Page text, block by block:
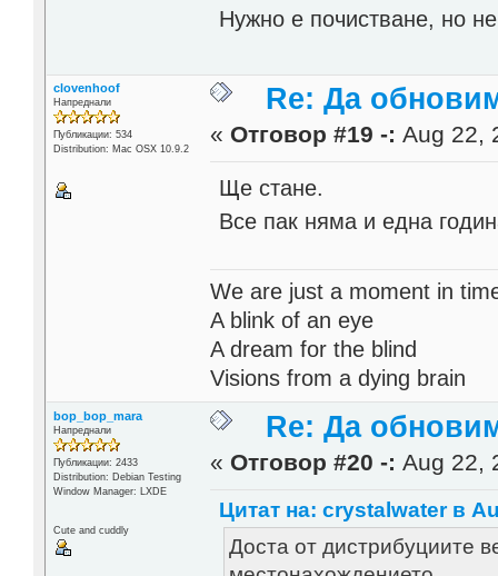
Нужно е почистване, но
clovenhoof
Напреднали
Публикации: 534
Distribution: Mac OSX 10.9.2
Re: Да
« Отговор #19 -: Aug 22,
Ще стане.
Все пак няма и една
We are just a moment in
A blink of an eye
A dream for the blind
Visions from a dying brain
bop_bop_mara
Напреднали
Публикации: 2433
Distribution: Debian Testing
Window Manager: LXDE
Cute and cuddly
Re: Да
« Отговор #20 -: Aug 22,
Цитат на: crystalwater в
Доста от дистрибуциите